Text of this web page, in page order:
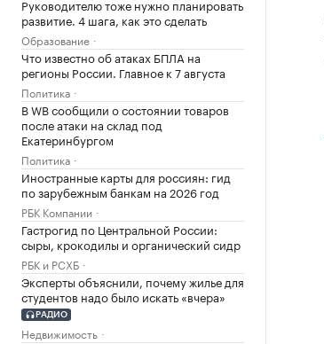
Руководителю тоже нужно планировать
развитие. 4 шага, как это сделать
Образование
Что известно об атаках БПЛА на
регионы России. Главное к 7 августа
Политика
В WB сообщили о состоянии товаров
после атаки на склад под
Екатеринбургом
Политика
Иностранные карты для россиян: гид
по зарубежным банкам на 2026 год
РБК Компании
Гастрогид по Центральной России:
сыры, крокодилы и органический сидр
РБК и РСХБ
Эксперты объяснили, почему жилье для
студентов надо было искать «вчера»
РАДИО
Недвижимость